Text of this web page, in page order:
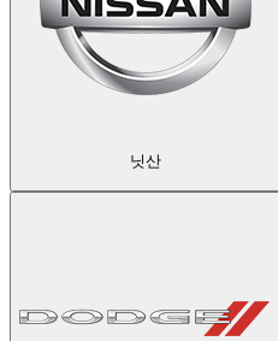
닛산